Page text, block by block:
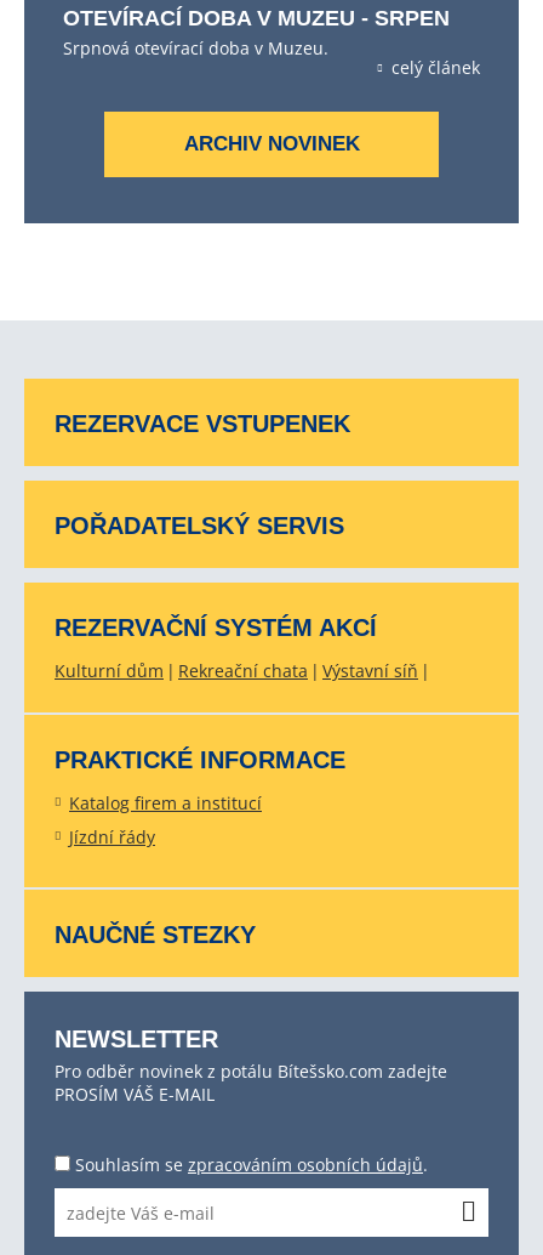
OTEVÍRACÍ DOBA V MUZEU - SRPEN
Srpnová otevírací doba v Muzeu.
celý článek
ARCHIV NOVINEK
REZERVACE VSTUPENEK
POŘADATELSKÝ SERVIS
REZERVAČNÍ SYSTÉM AKCÍ
Kulturní dům Rekreační chata Výstavní síň
PRAKTICKÉ INFORMACE
Katalog firem a institucí
Jízdní řády
NAUČNÉ STEZKY
NEWSLETTER
Pro odběr novinek z potálu Bítešsko.com zadejte
PROSÍM VÁŠ E-MAIL
Souhlasím se zpracováním osobních údajů.